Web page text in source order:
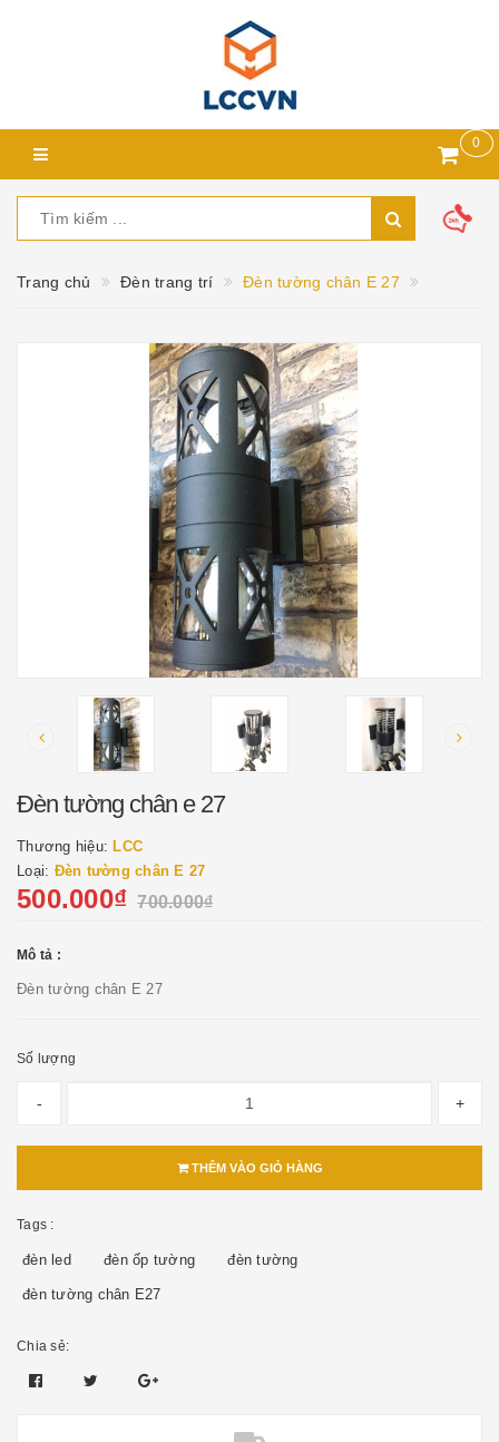
0
Trang chủ Đèn trang trí Đèn tường chân E 27
Đèn tường chân e 27
Thương hiệu: LCC
Loại: Đèn tường chân E 27
500.000₫ 700.000₫
Mô tả :
Đèn tường chân E 27
Số lượng
- +
THÊM VÀO GIỎ HÀNG
Tags :
đèn led đèn ốp tường đèn tường
đèn tường chân E27
Chia sẻ: